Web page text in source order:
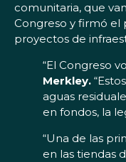
comunitaria, que
Congreso y firmó el
proyectos de
“El Congreso
Merkley.
aguas
en fondos, la
“Una de las
en las tiendas